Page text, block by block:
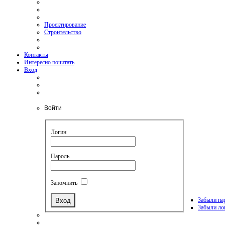
Проектирование
Строительство
Контакты
Интересно почитать
Вход
Войти
Логин
Пароль
Запомнить
Забыли
Забыли